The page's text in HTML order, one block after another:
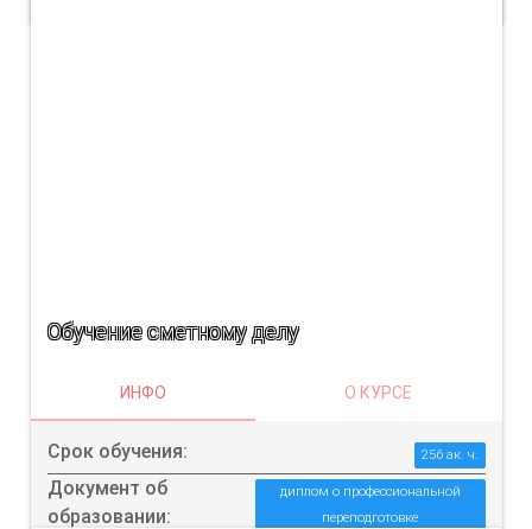
Обучение сметному делу
ИНФО О КУРСЕ
Срок обучения: 256 ак. ч.
Документ об
образовании:
диплом о профессиональной
переподготовке